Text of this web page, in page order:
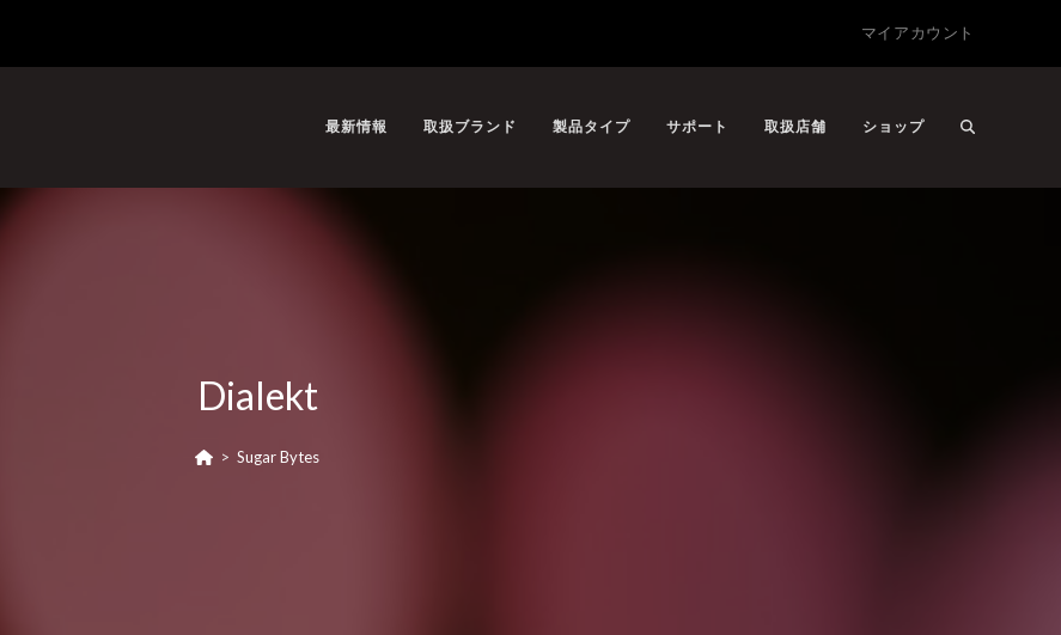
マイアカウント
最新情報 取扱ブランド 製品タイプ サポート 取扱店舗 ショップ
Dialekt
> Sugar Bytes